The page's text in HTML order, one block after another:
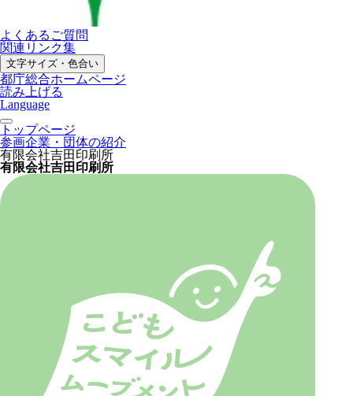
よくあるご質問
関連リンク集
文字サイズ・色合い
都庁総合ホームページ
読み上げる
Language
トップページ
参画企業・団体の紹介
有限会社吉田印刷所
有限会社吉田印刷所